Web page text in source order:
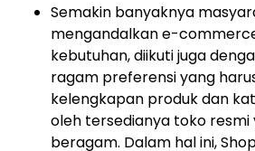
Semakin banyaknya
mengandalkan e-
kebutuhan, diikuti juga
ragam preferensi yang
kelengkapan produk dan
oleh tersedianya toko resmi
beragam. Dalam hal ini,